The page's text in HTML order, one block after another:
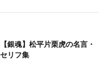
【銀魂】松平片栗虎の名言・
セリフ集